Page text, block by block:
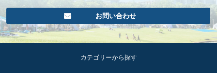
お問い合わせ
カテゴリーから探す